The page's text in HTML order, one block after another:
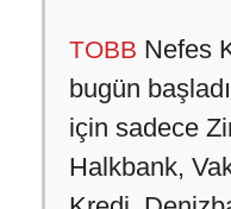
TOBB Nefes
bugün
için sadece
Halkbank,